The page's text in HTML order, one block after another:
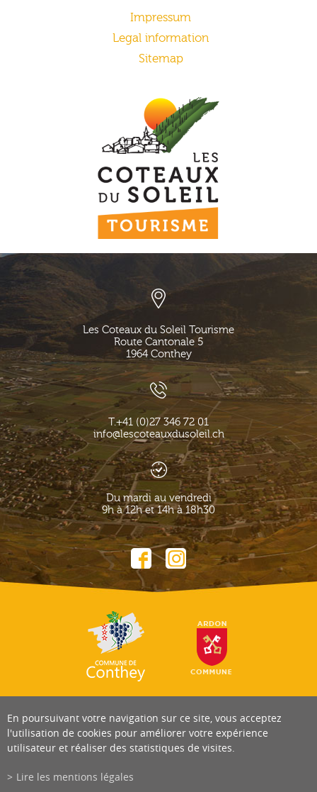
Impressum
Legal information
Sitemap
Les Coteaux du Soleil Tourisme
Route Cantonale 5
1964 Conthey
T.+41 (0)27 346 72 01
info@lescoteauxdusoleil.ch
Du mardi au vendredi
9h à 12h et 14h à 18h30
En poursuivant votre navigation sur ce site, vous acceptez
l'utilisation de cookies pour améliorer votre expérience
utilisateur et réaliser des statistiques de visites.
Lire les mentions légales